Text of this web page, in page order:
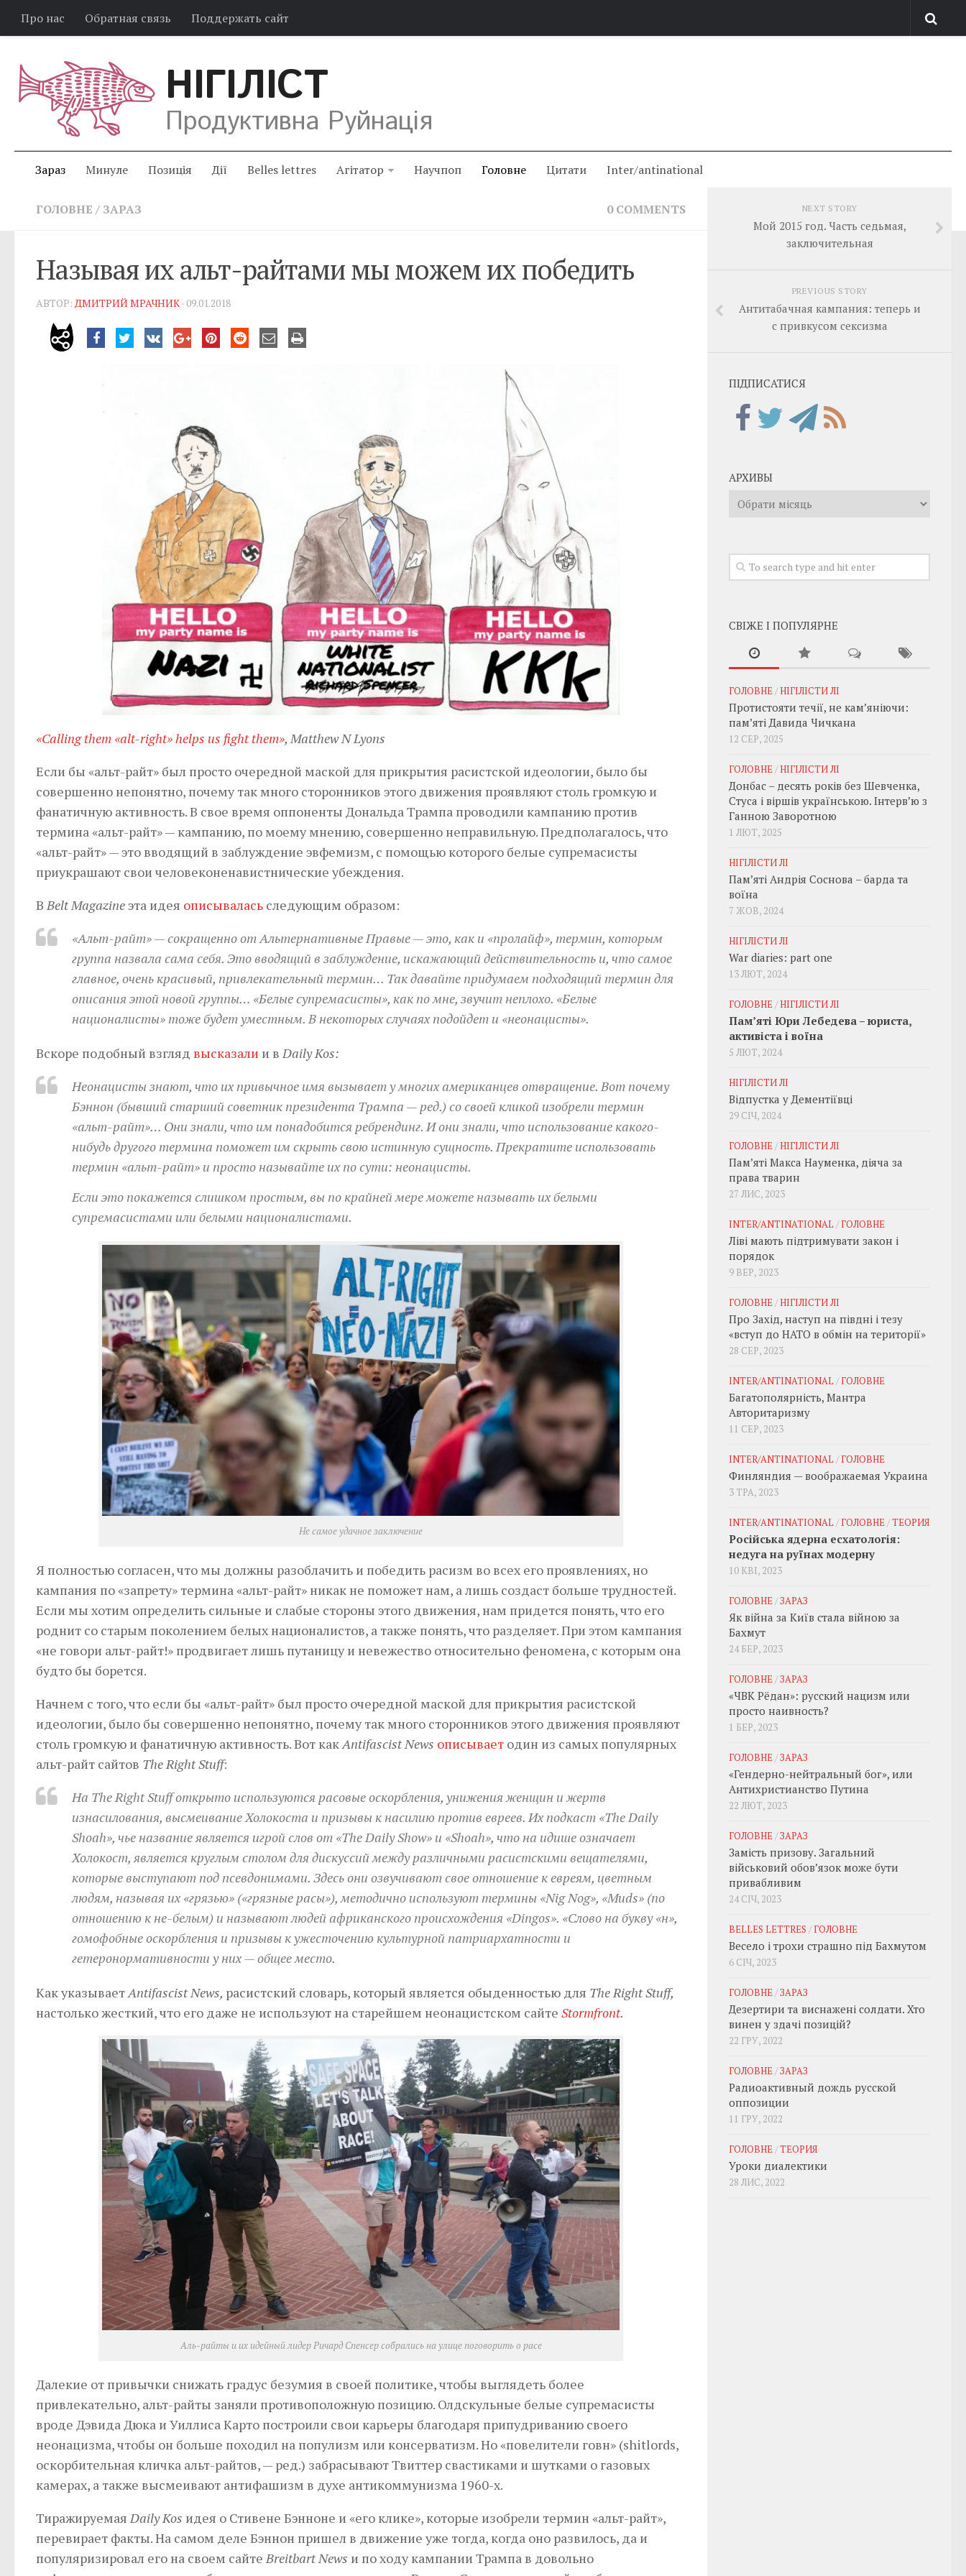
Про нас Обратная связь Поддержать сайт
НІГІЛІСТ
Продуктивна Руйнація
Зараз Минуле Позиція Дії Belles lettres Агітатор Научпоп Головне Цитати Inter/antinational
ГОЛОВНЕ / ЗАРАЗ 0 COMMENTS
Называя их альт-райтами мы можем их победить
АВТОР: ДМИТРИЙ МРАЧНИК · 09.01.2018
«Calling them «alt-right» helps us fight them», Matthew N Lyons
Если бы «альт-райт» был просто очередной маской для прикрытия расистской идеологии, было бы
совершенно непонятно, почему так много сторонников этого движения проявляют столь громкую и
фанатичную активность. В свое время оппоненты Дональда Трампа проводили кампанию против
термина «альт-райт» — кампанию, по моему мнению, совершенно неправильную. Предполагалось, что
«альт-райт» — это вводящий в заблуждение эвфемизм, с помощью которого белые супремасисты
приукрашают свои человеконенавистнические убеждения.
ВBelt Magazineэта идея описывалась следующим образом:
«Альт-райт» — сокращенно от Альтернативные Правые — это, как и «пролайф», термин, которым
группа назвала сама себя. Это вводящий в заблуждение, искажающий действительность и, что самое
главное, очень красивый, привлекательный термин… Так давайте придумаем подходящий термин для
описания этой новой группы… «Белые супремасисты», как по мне, звучит неплохо. «Белые
националисты» тоже будет уместным. В некоторых случаях подойдет и «неонацисты».
Вскоре подобный взгляд высказали и вDaily Kos:
Неонацисты знают, что их привычное имя вызывает у многих американцев отвращение. Вот почему
Бэннон (бывший старший советник президента Трампа — ред.) со своей кликой изобрели термин
«альт-райт»… Они знали, что им понадобится ребрендинг. И они знали, что использование какого-
нибудь другого термина поможет им скрыть свою истинную сущность. Прекратите использовать
термин «альт-райт» и просто называйте их по сути: неонацисты.
Если это покажется слишком простым, вы по крайней мере можете называть их белыми
супремасистами или белыми националистами.
Не самое удачное заключение
Я полностью согласен, что мы должны разоблачить и победить расизм во всех его проявлениях, но
кампания по «запрету» термина «альт-райт» никак не поможет нам, а лишь создаст больше трудностей.
Если мы хотим определить сильные и слабые стороны этого движения, нам придется понять, что его
роднит со старым поколением белых националистов, а также понять, что разделяет. При этом кампания
«не говори альт-райт!» продвигает лишь путаницу и невежество относительно феномена, с которым она
будто бы борется.
Начнем с того, что если бы «альт-райт» был просто очередной маской для прикрытия расистской
идеологии, было бы совершенно непонятно, почему так много сторонников этого движения проявляют
столь громкую и фанатичную активность. Вот как Antifascist News описывает один из самых популярных
альт-райт сайтов The Right Stuff:
На The Right Stuff открыто используются расовые оскорбления, унижения женщин и жертв
изнасилования, высмеивание Холокоста и призывы к насилию против евреев. Их подкаст «The Daily
Shoah», чье название является игрой слов от «The Daily Show» и «Shoah», что на идише означает
Холокост, является круглым столом для дискуссий между различными расистскими вещателями,
которые выступают под псевдонимами. Здесь они озвучивают свое отношение к евреям, цветным
людям, называя их «грязью» («грязные расы»), методично используют термины «Nig Nog», «Muds» (по
отношению к не-белым) и называют людей африканского происхождения «Dingos». «Слово на букву «н»,
гомофобные оскорбления и призывы к ужесточению культурной патриархатности и
гетеронормативности у них — общее место.
Как указывает Antifascist News, расистский словарь, который является обыденностью для The Right Stuff,
настолько жесткий, что его даже не используют на старейшем неонацистском сайте Stormfront.
Аль-райты и их идейный лидер Ричард Спенсер собрались на улице поговорить о расе
Далекие от привычки снижать градус безумия в своей политике, чтобы выглядеть более
привлекательно, альт-райты заняли противоположную позицию. Олдскульные белые супремасисты
вроде Дэвида Дюка и Уиллиса Карто построили свои карьеры благодаря припудриванию своего
неонацизма, чтобы он больше походил на популизм или консерватизм. Но «повелители говн» (shitlords,
оскорбительная кличка альт-райтов, — ред.) забрасывают Твиттер свастиками и шутками о газовых
камерах, а также высмеивают антифашизм в духе антикоммунизма 1960-х.
Тиражируемая Daily Kos идея о Стивене Бэнноне и «его клике», которые изобрели термин «альт-райт»,
перевирает факты. На самом деле Бэннон пришел в движение уже тогда, когда оно развилось, да и
популяризировал его на своем сайте Breitbart News и по ходу кампании Трампа в довольно
NEXT STORY
Мой 2015 год. Часть седьмая,
заключительная
PREVIOUS STORY
Антитабачная кампания: теперь и
с привкусом сексизма
ПІДПИСАТИСЯ
АРХИВЫ
Архивы
СВІЖЕ І ПОПУЛЯРНЕ
ГОЛОВНЕ/НІГІЛІСТИ ЛІ
Протистояти течії, не кам’яніючи:
пам’яті Давида Чичкана
12 СЕР, 2025
ГОЛОВНЕ/НІГІЛІСТИ ЛІ
Донбас – десять років без Шевченка,
Стуса і віршів українською. Інтерв’ю з
Ганною Заворотною
1 ЛЮТ, 2025
НІГІЛІСТИ ЛІ
Пам’яті Андрія Соснова – барда та
воїна
7 ЖОВ, 2024
НІГІЛІСТИ ЛІ
War diaries: part one
13 ЛЮТ, 2024
ГОЛОВНЕ/НІГІЛІСТИ ЛІ
Пам’яті Юри Лебедева – юриста,
активіста і воїна
5 ЛЮТ, 2024
НІГІЛІСТИ ЛІ
Відпустка у Дементіївці
29 СІЧ, 2024
ГОЛОВНЕ/НІГІЛІСТИ ЛІ
Пам’яті Макса Науменка, діяча за
права тварин
27 ЛИС, 2023
INTER/ANTINATIONAL/ГОЛОВНЕ
Ліві мають підтримувати закон і
порядок
9 ВЕР, 2023
ГОЛОВНЕ/НІГІЛІСТИ ЛІ
Про Захід, наступ на півдні і тезу
«вступ до НАТО в обмін на території»
28 СЕР, 2023
INTER/ANTINATIONAL/ГОЛОВНЕ
Багатополярність, Мантра
Авторитаризму
11 СЕР, 2023
INTER/ANTINATIONAL/ГОЛОВНЕ
Финляндия — воображаемая Украина
3 ТРА, 2023
INTER/ANTINATIONAL/ГОЛОВНЕ/ТЕОРИЯ
Російська ядерна есхатологія:
недуга на руїнах модерну
10 КВІ, 2023
ГОЛОВНЕ/ЗАРАЗ
Як війна за Київ стала війною за
Бахмут
24 БЕР, 2023
ГОЛОВНЕ/ЗАРАЗ
«ЧВК Рёдан»: русский нацизм или
просто наивность?
1 БЕР, 2023
ГОЛОВНЕ/ЗАРАЗ
«Гендерно-нейтральный бог», или
Антихристианство Путина
22 ЛЮТ, 2023
ГОЛОВНЕ/ЗАРАЗ
Замість призову. Загальний
військовий обовʼязок може бути
привабливим
24 СІЧ, 2023
BELLES LETTRES /ГОЛОВНЕ
Весело і трохи страшно під Бахмутом
6 СІЧ, 2023
ГОЛОВНЕ/ЗАРАЗ
Дезертири та виснажені солдати. Хто
винен у здачі позицій?
22 ГРУ, 2022
ГОЛОВНЕ/ЗАРАЗ
Радиоактивный дождь русской
оппозиции
11 ГРУ, 2022
ГОЛОВНЕ/ТЕОРИЯ
Уроки диалектики
28 ЛИС, 2022